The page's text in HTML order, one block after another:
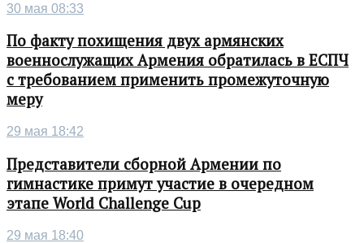
30 мая 08:33
По факту похищения двух армянских
военнослужащих Армения обратилась в ЕСПЧ
с требованием применить промежуточную
меру
29 мая 18:42
Представители сборной Армении по
гимнастике примут участие в очередном
этапе World Challenge Cup
29 мая 18:40